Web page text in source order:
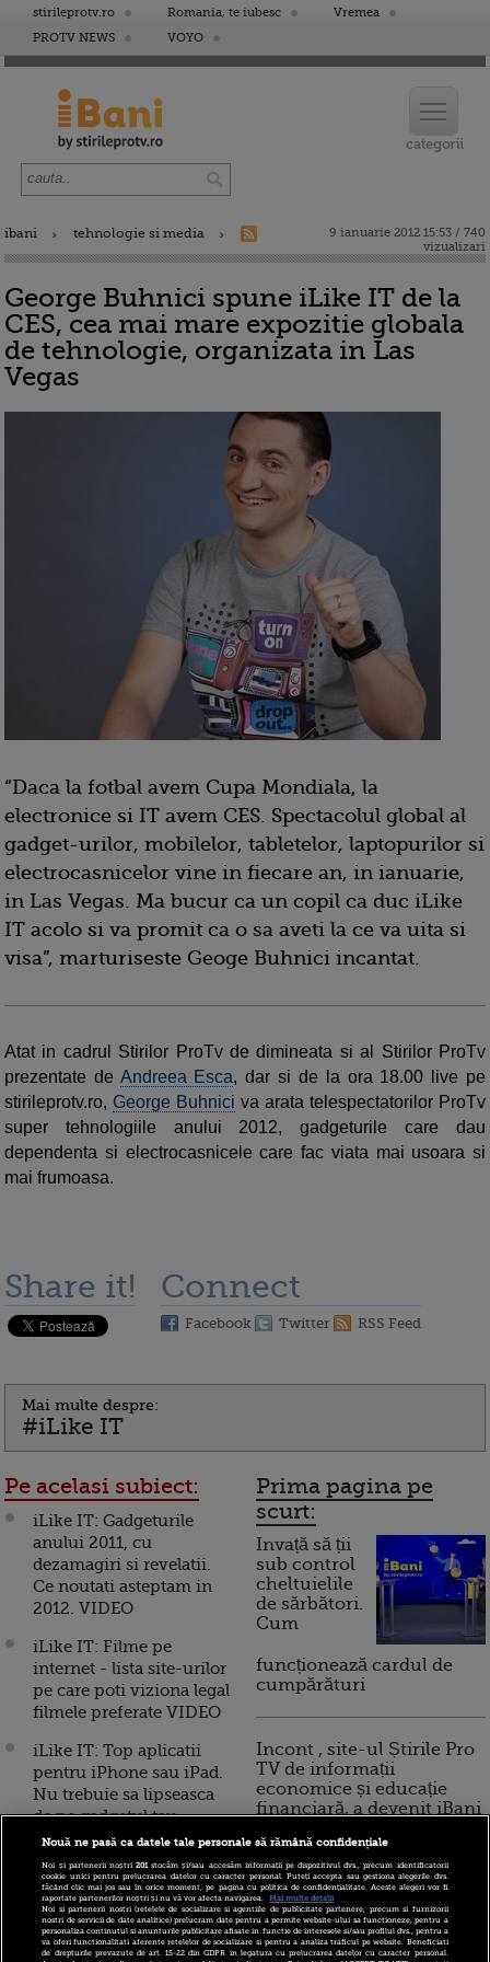
stirileprotv.ro Romania, te iubesc
Vremea
PROTV NEWS
VOYO
ibani tehnologie si media
9 ianuarie 2012 15:53 / 740
vizualizari
George Buhnici spune iLike IT de la
CES, cea mai mare expozitie globala
de tehnologie, organizata in Las
Vegas
“Daca la fotbal avem Cupa Mondiala, la
electronice si IT avem CES. Spectacolul global al
gadget-urilor, mobilelor, tabletelor, laptopurilor si
electrocasnicelor vine in fiecare an, in ianuarie,
in Las Vegas. Ma bucur ca un copil ca duc iLike
IT acolo si va promit ca o sa aveti la ce va uita si
visa”, marturiseste Geoge Buhnici incantat.
Atat in cadrul Stirilor ProTv de dimineata si al Stirilor ProTv
prezentate de Andreea Esca, dar si de la ora 18.00 live pe
stirileprotv.ro, George Buhnici va arata telespectatorilor ProTv
super tehnologiile anului 2012, gadgeturile care dau
dependenta si electrocasnicele care fac viata mai usoara si
mai frumoasa.
Share it! Connect
Facebook Twitter RSS Feed
Mai multe despre:
#iLike IT
Pe acelasi subiect:
iLike IT: Gadgeturile
anului 2011, cu
dezamagiri si revelatii.
Ce noutati asteptam in
2012. VIDEO
iLike IT: Filme pe
internet - lista site-urilor
pe care poti viziona legal
filmele preferate VIDEO
iLike IT: Top aplicatii
pentru iPhone sau iPad.
Nu trebuie sa lipseasca
de pe gadgetul tau
VIDEO
Cea mai asteptata tableta
din lume, lansata la
expozitia de tehnologie
din Las Vegas. Costa 70
Prima pagina pe
scurt:
Invață să ții
sub control
cheltuielile
de sărbători.
Cum
funcționează cardul de
cumpărături
Incont , site-ul Știrile Pro
TV de informații
economice și educație
financiară, a devenit iBani
10 reguli pentru decizii
financiare inteligente
Nouă ne pasă ca datele tale personale să rămână confidențiale
Noi și partenerii noștri201stocăm și/sau accesăm informații pe dispozitivul dvs., precum identificatorii
cookie unici pentru prelucrarea datelor cu caracter personal. Puteți accepta sau gestiona alegerile dvs.
făcând clic mai jos sau în orice moment, pe pagina cu politica de confidențialitate. Aceste alegeri vor fi
raportate partenerilor noștri și nu vă vor afecta navigarea.
Mai multe detalii
Noi si partenerii nostri (retelele de socializare si agentiile de publicitate partenere, precum si furnizorii
nostri de servicii de date analitice) prelucram date pentru a permite website-ului sa functioneze, pentru a
personaliza continutul si anunturile publicitare afisate in functie de interesele si/sau profilul dvs., pentru a
va oferi functionalitati aferente retelelor de socializare si pentru a analiza traficul pe website. Beneficiati
de drepturile prevazute de art. 15-22 din GDPR in legatura cu prelucrarea datelor cu caracter personal.